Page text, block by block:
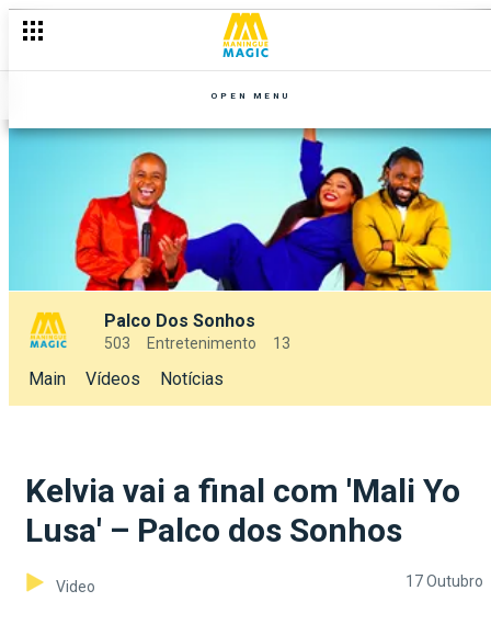
OPEN MENU
Palco Dos Sonhos
503 Entretenimento 13
Main Vídeos Notícias
Kelvia vai a final com 'Mali Yo
Lusa' – Palco dos Sonhos
Video 17 Outubro